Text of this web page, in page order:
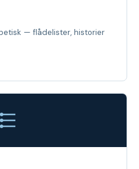
— flådelister, historier